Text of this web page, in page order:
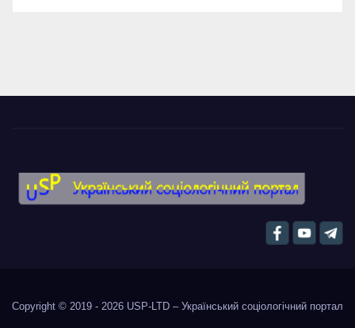
Copyright © 2019 - 2026 USP-LTD – Український соціологічний портал